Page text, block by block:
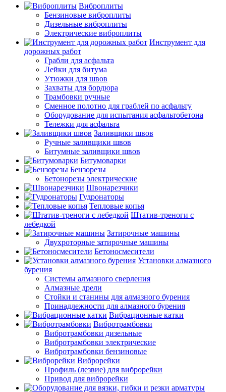
Виброплиты
Бензиновые виброплиты
Дизельные виброплиты
Электрические виброплиты
Инструмент для
дорожных работ
Грабли для асфальта
Лейки для битума
Утюжки для швов
Захваты для бордюра
Трамбовки ручные
Сменное полотно для граблей по асфальту
Оборудование для испытания асфальтобетона
Тележки для асфальта
Заливщики швов
Ручные заливщики швов
Битумные заливщики швов
Битумоварки
Бензорезы
Бетонорезы электрические
Швонарезчики
Гудронаторы
Тепловые копья
Штатив-треноги с
лебедкой
Затирочные машины
Двухроторные затирочные машины
Бетоносмесители
Установки алмазного
бурения
Системы алмазного сверления
Алмазные дрели
Стойки и станины для алмазного бурения
Принадлежности для алмазного бурения
Вибрационные катки
Вибротрамбовки
Вибротрамбовки дизельные
Вибротрамбовки электрические
Вибротрамбовки бензиновые
Виброрейки
Профиль (лезвие) для виброрейки
Привод для виброрейки